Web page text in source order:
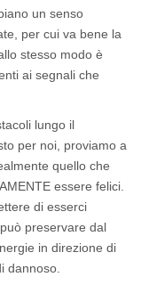
un senso
per cui va bene la
stesso modo è
ai segnali che
lungo il
per noi, proviamo a
quello che
essere felici.
di esserci
preservare dal
in direzione di
dannoso.